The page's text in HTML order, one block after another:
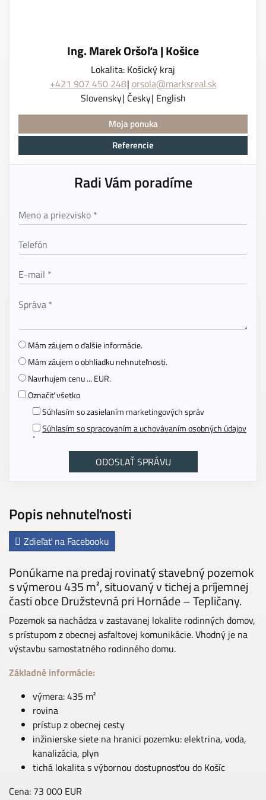
Popis nehnuteľnosti
Zdieľať na Facebooku
Ponúkame na predaj rovinatý stavebný pozemok
s výmerou 435 m², situovaný v tichej a príjemnej
časti obce Družstevná pri Hornáde – Tepličany.
Pozemok sa nachádza v zastavanej lokalite rodinných domov,
s prístupom z obecnej asfaltovej komunikácie. Vhodný je na
výstavbu samostatného rodinného domu.
Základné informácie:
výmera: 435 m²
rovina
prístup z obecnej cesty
inžinierske siete na hranici pozemku: elektrina, voda,
kanalizácia, plyn
tichá lokalita s výbornou dostupnosťou do Košíc
Cena: 73 000 EUR
Ing. Marek Oršoľa | Košice
Lokalita: Košický kraj
+421 907 450 248 orsola@marksreal.sk
Slovensky Česky English
Moja ponuka
Referencie
Radi Vám poradíme
Mám záujem o ďalšie informácie.
Mám záujem o obhliadku nehnuteľnosti.
Navrhujem cenu ... EUR.
Označiť všetko
Súhlasím so zasielaním marketingových správ
Súhlasím so spracovaním a uchovávaním osobných údajov
*